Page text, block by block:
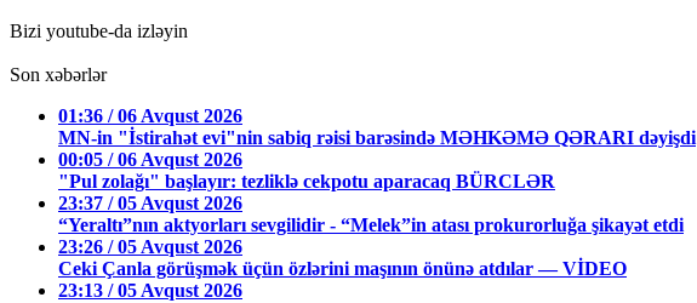
Bizi youtube-da izləyin
Son xəbərlər
01:36 / 06 Avqust 2026
MN-in "İstirahət evi"nin sabiq rəisi barəsində MƏHKƏMƏ QƏRARI dəyişdi
00:05 / 06 Avqust 2026
"Pul zolağı" başlayır: tezliklə cekpotu aparacaq BÜRCLƏR
23:37 / 05 Avqust 2026
“Yeraltı”nın aktyorları sevgilidir - “Melek”in atası prokurorluğa şikayət etdi
23:26 / 05 Avqust 2026
Ceki Çanla görüşmək üçün özlərini maşının önünə atdılar — VİDEO
23:13 / 05 Avqust 2026